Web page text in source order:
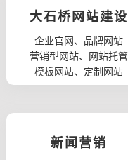
大石桥网站建设
企业官网、品牌网站
营销型网站、网站托管
模板网站、定制网站
新闻营销